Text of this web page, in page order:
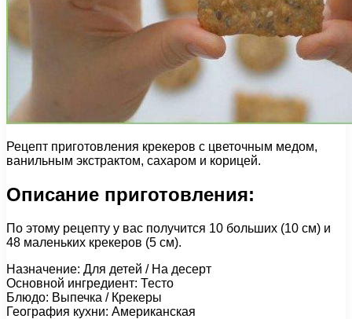
Рецепт приготовления крекеров с цветочным медом,
ванильным экстрактом, сахаром и корицей.
Описание приготовления:
По этому рецепту у вас получится 10 больших (10 см) и
48 маленьких крекеров (5 см).
Назначение: Для детей / На десерт
Основной ингредиент: Тесто
Блюдо: Выпечка / Крекеры
География кухни: Американская